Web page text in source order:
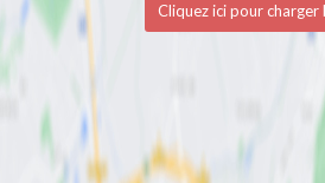
Cliquez ici pour charger